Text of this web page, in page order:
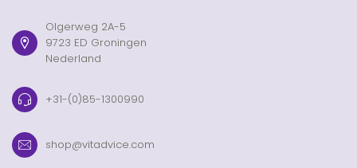
Olgerweg 2A-5
9723 ED Groningen
Nederland
+31-(0)85-1300990
shop@vitadvice.com